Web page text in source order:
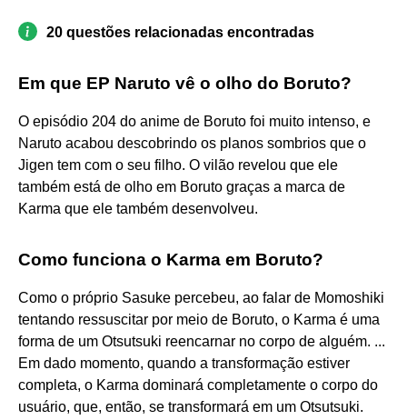
20 questões relacionadas encontradas
Em que EP Naruto vê o olho do Boruto?
O episódio 204 do anime de Boruto foi muito intenso, e
Naruto acabou descobrindo os planos sombrios que o
Jigen tem com o seu filho. O vilão revelou que ele
também está de olho em Boruto graças a marca de
Karma que ele também desenvolveu.
Como funciona o Karma em Boruto?
Como o próprio Sasuke percebeu, ao falar de Momoshiki
tentando ressuscitar por meio de Boruto, o Karma é uma
forma de um Otsutsuki reencarnar no corpo de alguém. ...
Em dado momento, quando a transformação estiver
completa, o Karma dominará completamente o corpo do
usuário, que, então, se transformará em um Otsutsuki.